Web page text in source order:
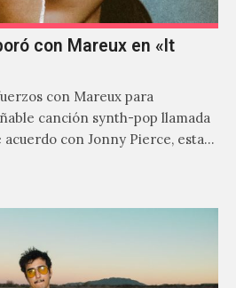
con Mareux en «It
con Mareux para
canción synth-pop llamada
con Jonny Pierce, esta